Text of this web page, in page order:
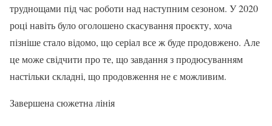
труднощами під час роботи над наступним сезоном. У 2020
році навіть було оголошено скасування проєкту, хоча
пізніше стало відомо, що серіал все ж буде продовжено. Але
це може свідчити про те, що завдання з продюсуванням
настільки складні, що продовження не є можливим.
Завершена сюжетна лінія